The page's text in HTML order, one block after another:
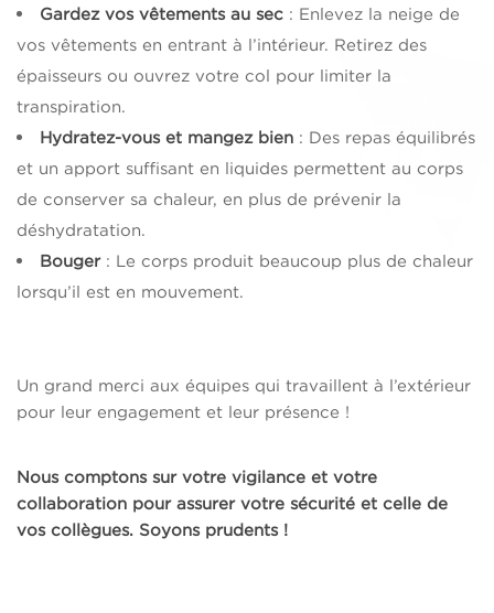
Gardez vos vêtements au sec : Enlevez la neige de
vos vêtements en entrant à l’intérieur. Retirez des
épaisseurs ou ouvrez votre col pour limiter la
transpiration.
Hydratez-vous et mangez bien : Des repas équilibrés
et un apport suffisant en liquides permettent au corps
de conserver sa chaleur, en plus de prévenir la
déshydratation.
Bouger: Le corps produit beaucoup plus de chaleur
lorsqu’il est en mouvement.
Un grand merci aux équipes qui travaillent à l’extérieur
pour leur engagement et leur présence !
Nous comptons sur votre vigilance et votre
collaboration pour assurer votre sécurité et celle de
vos collègues. Soyons prudents !